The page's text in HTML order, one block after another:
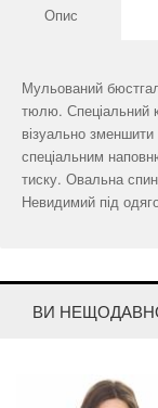
Опис
Мульований
тюлю. Спеціальний
візуально зменшити
спеціальним
тиску. Овальна
Невидимий під
ВИ